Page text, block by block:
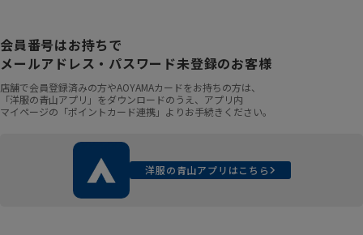
会員番号はお持ちで
メールアドレス・パスワード未登録のお客様
店舗で会員登録済みの方やAOYAMAカードをお持ちの方は、
「洋服の青山アプリ」をダウンロードのうえ、アプリ内
マイページの「ポイントカード連携」よりお手続きください。
洋服の青山アプリはこちら